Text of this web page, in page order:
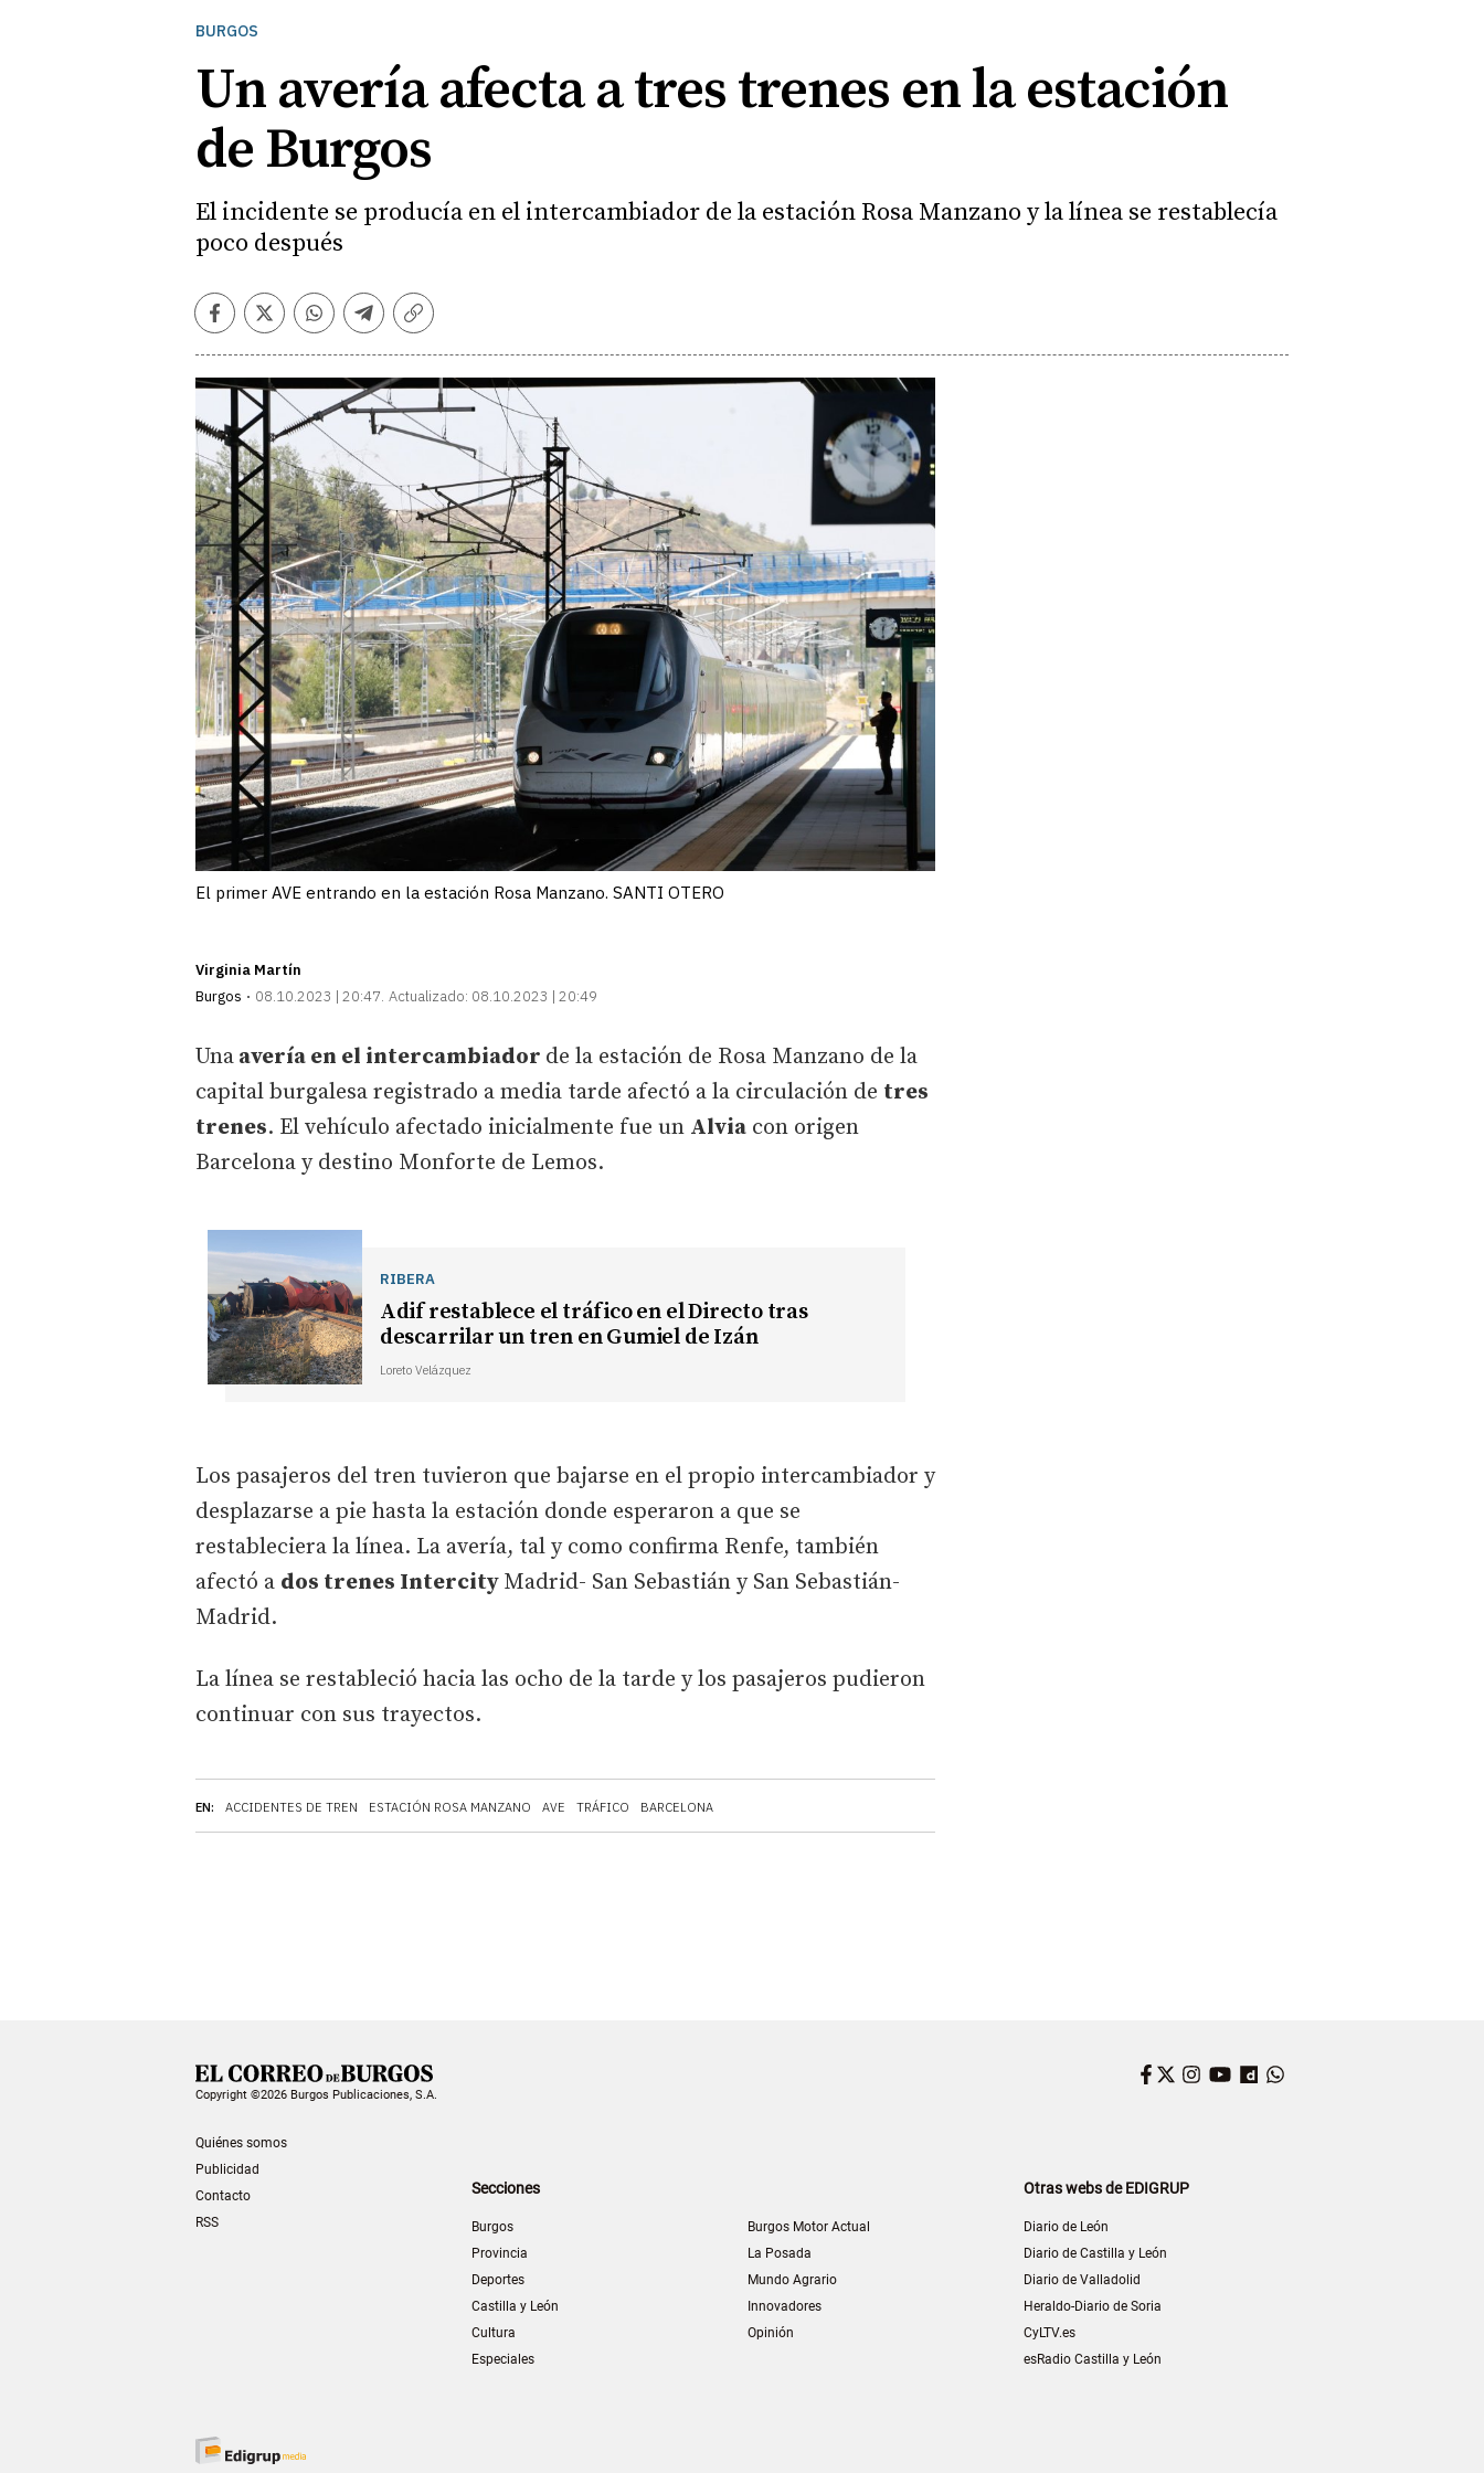
BURGOS
Un avería afecta a tres trenes en la estación
de Burgos
El incidente se producía en el intercambiador de la estación Rosa Manzano y la línea se restablecía
poco después
Facebook
TwitterWhatsapp
Telegram
Copiar
El primer AVE entrando en la estación Rosa Manzano. SANTI OTERO
Virginia Martín
Burgos
08.10.2023 | 20:47 Actualizado: 08.10.2023 | 20:49
EN: ACCIDENTES DE TREN ESTACIÓN ROSA MANZANO AVE TRÁFICO BARCELONA
Una avería en el intercambiador de la estación de Rosa Manzano de la
capital burgalesa registrado a media tarde afectó a la circulación de tres
trenes. El vehículo afectado inicialmente fue un Alvia con origen
Barcelona y destino Monforte de Lemos.
RIBERA
Adif restablece el tráfico en el Directo tras
descarrilar un tren en Gumiel de Izán
Loreto Velázquez
Los pasajeros del tren tuvieron que bajarse en el propio intercambiador y
desplazarse a pie hasta la estación donde esperaron a que se
restableciera la línea. La avería, tal y como confirma Renfe, también
afectó a dos trenes Intercity Madrid- San Sebastián y San Sebastián-
Madrid.
La línea se restableció hacia las ocho de la tarde y los pasajeros pudieron
continuar con sus trayectos.
Copyright ©2026 Burgos Publicaciones, S.A.
Quiénes somos
Publicidad
Contacto
RSS
Facebook
Twitter
Instagram
YouTube
Dailymotion
Secciones
Burgos
Provincia
Deportes
Castilla y León
Cultura
Especiales
Burgos Motor Actual
La Posada
Mundo Agrario
Innovadores
Opinión
Otras webs de EDIGRUP
Diario de León
Diario de Castilla y León
Diario de Valladolid
Heraldo-Diario de Soria
CyLTV.es
esRadio Castilla y León